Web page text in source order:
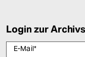
Login zur
E-Mail*